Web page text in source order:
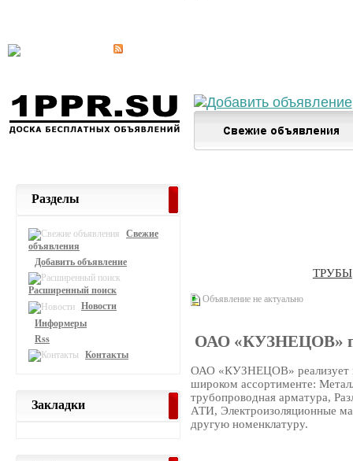
ТРУБЫ
Объявление не актуально
ОАО «КУЗНЕЦОВ»
ОАО «КУЗНЕЦОВ» реализует
широком ассортименте:
трубопроводная арматура,
АТИ, Электроизоляционные
другую номенклатуру.
Разделы
Свежие
объявления
Добавить объявление
Расширенный поиск
Новости
Информеры
Rss
Контакты
Закладки